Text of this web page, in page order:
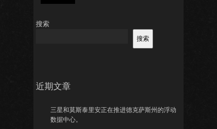
搜索
搜索
近期文章
三星和莫斯泰里安正在推进德克萨斯州的浮动
数据中心。